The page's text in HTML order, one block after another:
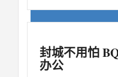
封城不用怕
办公